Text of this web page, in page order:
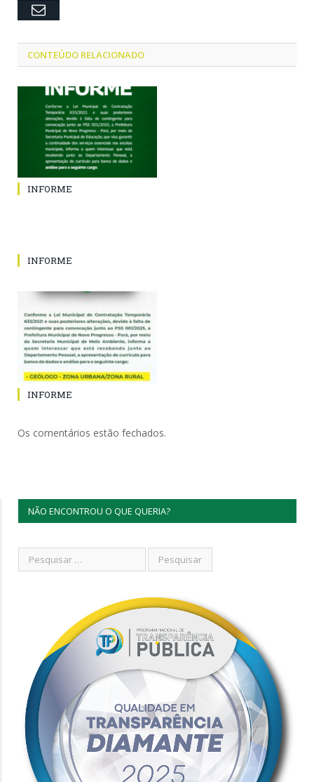
Email
CONTEÚDO RELACIONADO
INFORME
INFORME
INFORME
Os comentários estão fechados.
NÃO ENCONTROU O QUE QUERIA?